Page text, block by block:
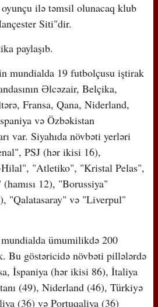
oyunçu ilə təmsil olunacaq klub
Siti"dir.
paylaşıb.
mundialda 19 futbolçusu iştirak
Əlcəzair, Belçika,
Fransa, Qana, Niderland,
və Özbəkistan
var. Siyahıda növbəti yerləri
PSJ (hər ikisi 16),
"Atletiko", "Kristal Pelas",
12), "Borussiya"
"Qalatasaray" və "Liverpul"
ümumilikdə 200
Bu göstəricidə növbəti pillələrdə
İspaniya (hər ikisi 86), İtaliya
(49), Niderland (46), Türkiyə
(36) və Portuqaliya (36)